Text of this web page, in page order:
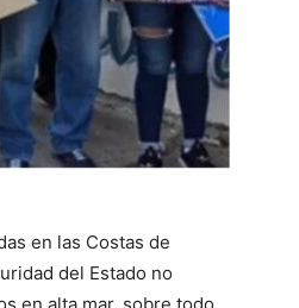
en las Costas de
del Estado no